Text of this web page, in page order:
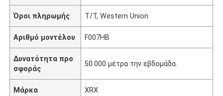
Όροι πληρωμής T/T, Western Union
Αριθμό μοντέλου F007HB
Δυνατότητα προ
σφοράς
50.000 μέτρα την εβδομάδα.
Μάρκα XRX